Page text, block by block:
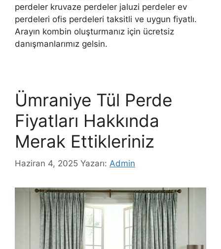
perdeler kruvaze perdeler jaluzi perdeler ev
perdeleri ofis perdeleri taksitli ve uygun fiyatlı.
Arayın kombin oluşturmanız için ücretsiz
danışmanlarımız gelsin.
Ümraniye Tül Perde
Fiyatları Hakkında
Merak Ettikleriniz
Haziran 4, 2025 Yazarı: Admin